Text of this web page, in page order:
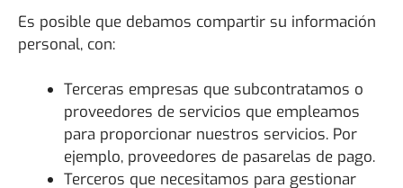
Es posible que debamos compartir su información
personal, con:
Terceras empresas que subcontratamos o
proveedores de servicios que empleamos
para proporcionar nuestros servicios. Por
ejemplo, proveedores de pasarelas de pago.
Terceros que necesitamos para gestionar